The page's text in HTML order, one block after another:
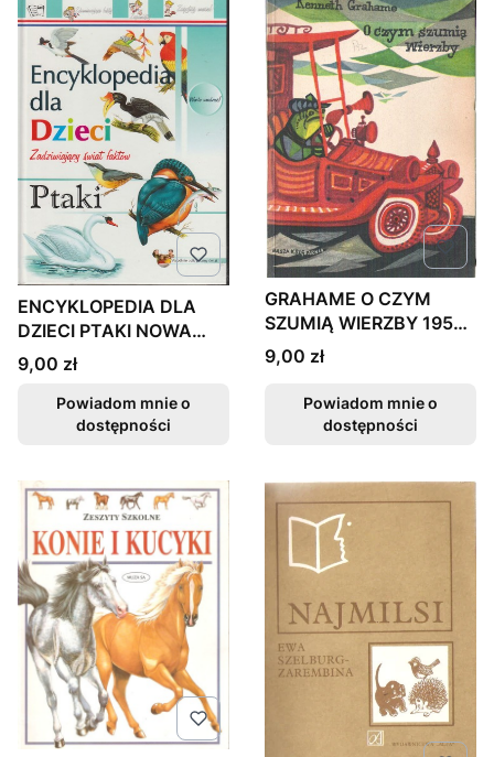
ENCYKLOPEDIA DLA
DZIECI PTAKI NOWA
OPIS FAKTURA
Cena
9,00 zł
Powiadom mnie o
dostępności
GRAHAME O CZYM
SZUMIĄ WIERZBY 1957
OPIS FAKTURA
Cena
9,00 zł
Powiadom mnie o
dostępności